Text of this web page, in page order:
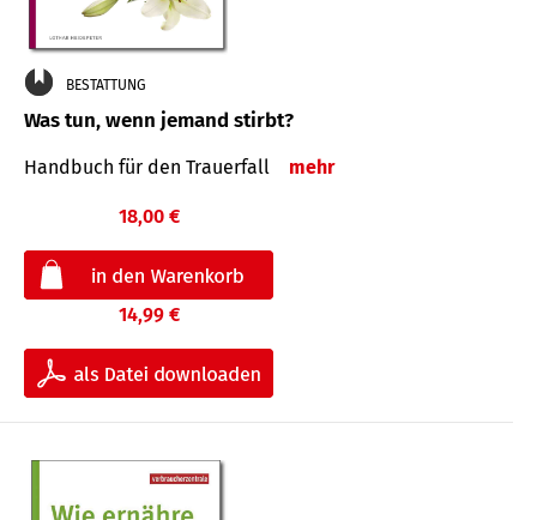
BESTATTUNG
Was tun, wenn jemand stirbt?
Handbuch für den Trauerfall mehr
18,00 €
14,99 €